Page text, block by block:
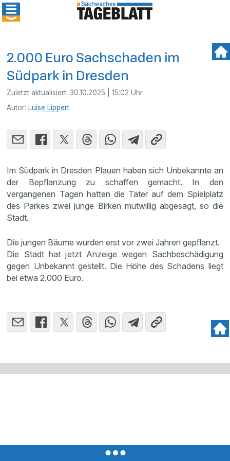
2.000 Euro Sachschaden im
Südpark in Dresden
Zuletzt aktualisiert:30.10.2025 | 15:02 Uhr
Autor: Luise Lippert
Im Südpark in Dresden Plauen haben sich Unbekannte an
der Bepflanzung zu schaffen gemacht. In den
vergangenen Tagen hatten die Täter auf dem Spielplatz
des Parkes zwei junge Birken mutwillig abgesägt, so die
Stadt.
Die jungen Bäume wurden erst vor zwei Jahren gepflanzt.
Die Stadt hat jetzt Anzeige wegen Sachbeschädigung
gegen Unbekannt gestellt. Die Höhe des Schadens liegt
bei etwa 2.000 Euro.